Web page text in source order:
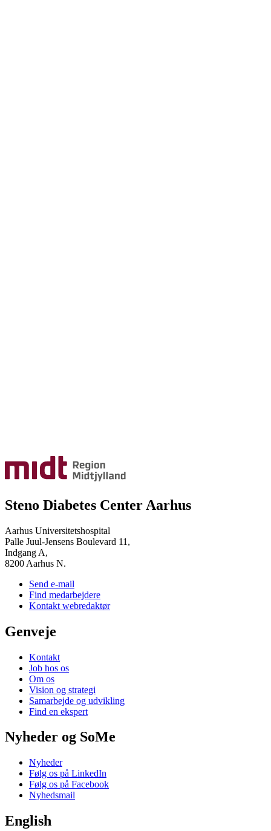
Steno Diabetes Center Aarhus
Aarhus Universitetshospital
Palle Juul-Jensens Boulevard 11,
Indgang A,
8200 Aarhus N.
Send e-mail
Find medarbejdere
Kontakt webredaktør
Genveje
Kontakt
Job hos os
Om os
Vision og strategi
Samarbejde og udvikling
Find en ekspert
Nyheder og SoMe
Nyheder
Følg os på LinkedIn
Følg os på Facebook
Nyhedsmail
English